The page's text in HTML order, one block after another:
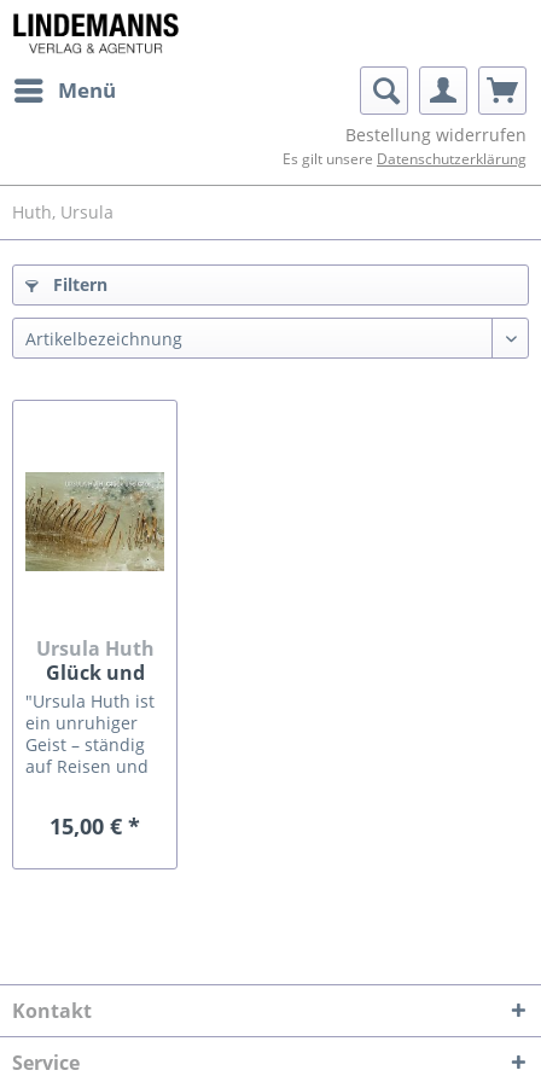
Menü
Bestellung widerrufen
Es gilt unsere Datenschutzerklärung
Huth, Ursula
Filtern
Ursula Huth
Glück und
Glas ...
"Ursula Huth ist
ein unruhiger
Geist – ständig
auf Reisen und
Ausdrucksmöglichkeiten
sehr persönliche
Gestaltungsmittel
von
Vielfalt....
15,00 € *
Kontakt
Service